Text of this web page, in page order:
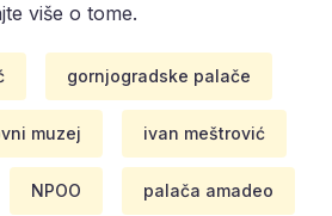
više o tome.
gornjogradske palače
muzej ivan meštrović
NPOO palača amadeo